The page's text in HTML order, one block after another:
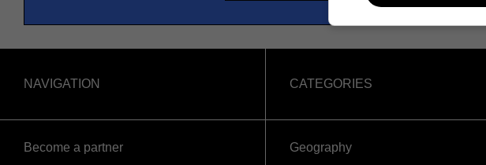
NAVIGATION
Become a partner
CATEGORIES
Geography